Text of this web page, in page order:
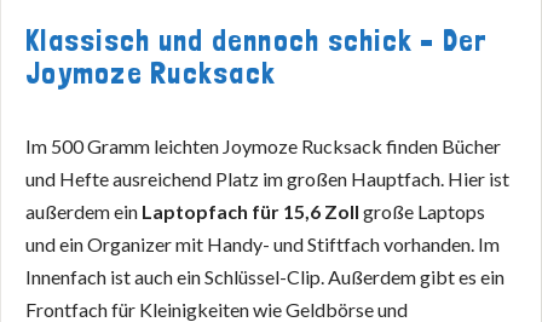
Klassisch und dennoch schick – Der
Joymoze Rucksack
Im 500 Gramm leichten Joymoze Rucksack finden Bücher
und Hefte ausreichend Platz im großen Hauptfach. Hier ist
außerdem ein Laptopfach für 15,6 Zoll große Laptops
und ein Organizer mit Handy- und Stiftfach vorhanden. Im
Innenfach ist auch ein Schlüssel-Clip. Außerdem gibt es ein
Frontfach für Kleinigkeiten wie Geldbörse und